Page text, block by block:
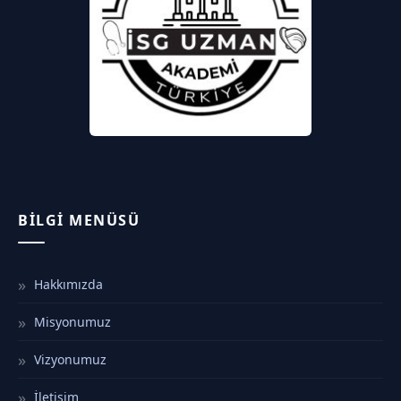
BILGI MENÜSÜ
Hakkımızda
Misyonumuz
Vizyonumuz
İletişim